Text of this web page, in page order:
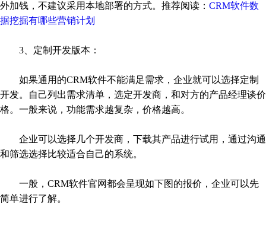
外加钱，不建议采用本地部署的方式。推荐阅读： CRM软件数
据挖掘有哪些营销计划
3、定制开发版本：
如果通用的CRM软件不能满足需求，企业就可以选择定制
开发。自己列出需求清单，选定开发商，和对方的产品经理谈价
格。一般来说，功能需求越复杂，价格越高。
企业可以选择几个开发商，下载其产品进行试用，通过沟通
和筛选选择比较适合自己的系统。
一般，CRM软件官网都会呈现如下图的报价，企业可以先
简单进行了解。